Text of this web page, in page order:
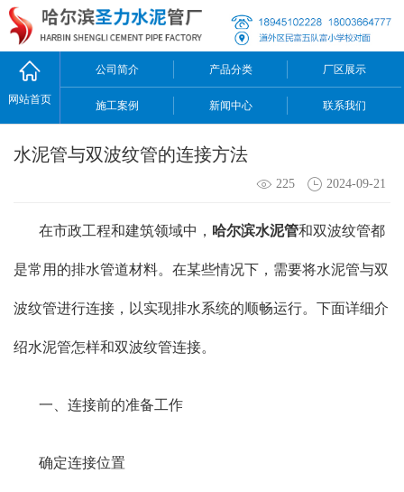
网站首页
公司简介 产品分类 厂区展示
施工案例 新闻中心 联系我们
水泥管与双波纹管的连接方法
225 2024-09-21
在市政工程和建筑领域中， 哈尔滨水泥管和双波纹管都
是常用的排水管道材料。在某些情况下，需要将水泥管与双
波纹管进行连接，以实现排水系统的顺畅运行。下面详细介
绍水泥管怎样和双波纹管连接。
一、连接前的准备工作
确定连接位置